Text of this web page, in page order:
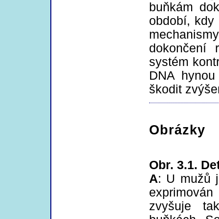
buňkám
období, kdy
dokončení
systém
DNA
škodit
Obrázky
Obr. 3.1.
A: U mužů
zvyšuje